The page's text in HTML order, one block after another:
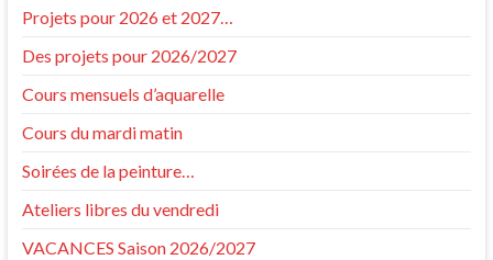
Projets pour 2026 et 2027…
Des projets pour 2026/2027
Cours mensuels d’aquarelle
Cours du mardi matin
Soirées de la peinture…
Ateliers libres du vendredi
VACANCES Saison 2026/2027